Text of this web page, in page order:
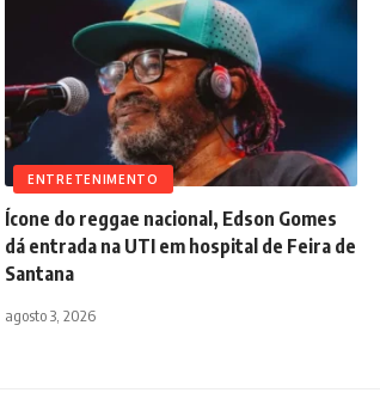
ENTRETENIMENTO
Ícone do reggae nacional, Edson Gomes
dá entrada na UTI em hospital de Feira de
Santana
agosto 3, 2026